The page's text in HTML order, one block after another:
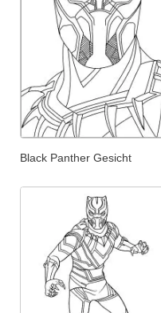
Black Panther Gesicht